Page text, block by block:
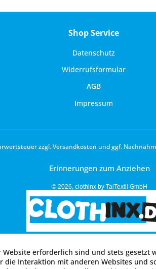
Shop Service
Datenschutz
Widerrufsformular
AGB
Impressum
zzgl.Versandkosten und ggf.
Erinnerungen zum Anziehen
© 2026, clothinx by TalTextil GmbH
erforderlich sind und stets gesetzt
Interaktion mit anderen Websites und